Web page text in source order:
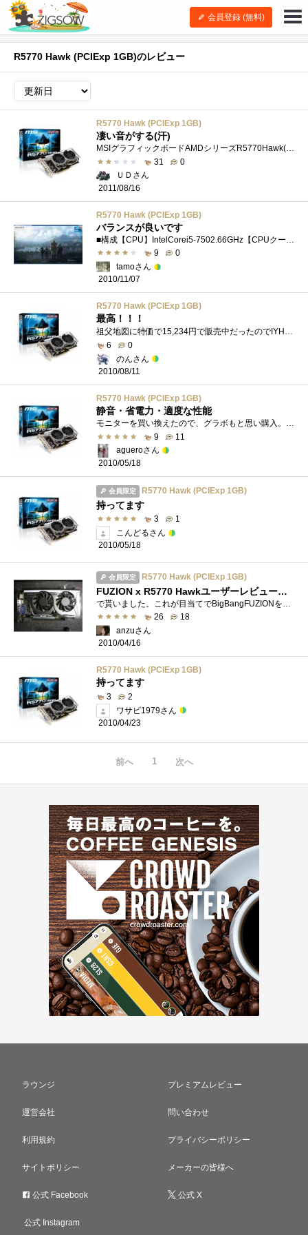
会員登録 (無料)
R5770 Hawk (PCIExp 1GB)のレビュー
R5770 Hawk (PCIExp 1GB)
凄い音がする(汗)
MSIグラフィックボードAMDシリーズR5770Hawk(PCIExp1GB)
31
0
ＵＤさん
2011/08/16
R5770 Hawk (PCIExp 1GB)
バランスが良いです
9
0
tamoさん
2010/11/07
R5770 Hawk (PCIExp 1GB)
最高！！！
祖父地図に特価で15,234円で販売中だったのでIYH。私は過去にIceQ5を搭載したH577Q1GDを購入していました。そちらはFF14ベンチを回すと89度にまで達す�...
6
0
のんさん
2010/08/11
R5770 Hawk (PCIExp 1GB)
静音・省電力・適度な性能
モニターを買い換えたので、グラボもと思い購入。選択の基準は静音・省電力の他に、将来的にWINDOWS7を導入した際DirectX11に対応している事・価格...
9
11
agueroさん
2010/05/18
会員限定 R5770 Hawk (PCIExp 1GB)
持ってます
3
1
こんどるさん
2010/05/18
会員限定 R5770 Hawk (PCIExp 1GB)
FUZION x R5770 Hawkユーザーレビューキャンペーンで貰いました。
26
18
anzuさん
2010/04/16
R5770 Hawk (PCIExp 1GB)
持ってます
3
2
ワサビ1979さん
2010/04/23
前へ 1 次へ
ラウンジ プレミアムレビュー
運営会社 問い合わせ
利用規約 プライバシーポリシー
サイトポリシー メーカーの皆様へ
公式 Facebook 公式 X
公式 Instagram